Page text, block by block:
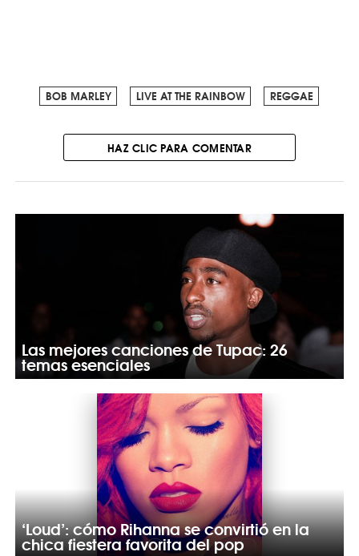
BOB MARLEY LIVE AT THE RAINBOW REGGAE
HAZ CLIC PARA COMENTAR
Las mejores canciones de Tupac: 26
temas esenciales
‘Loud’: cómo Rihanna se convirtió en la
chica fiestera favorita del pop